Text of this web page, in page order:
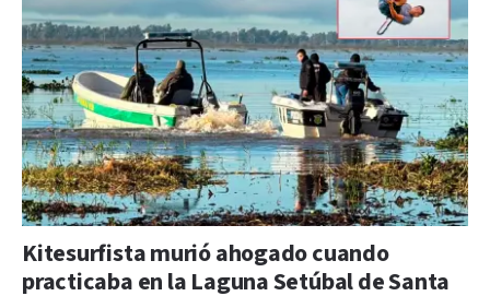
Kitesurfista murió ahogado cuando
practicaba en la Laguna Setúbal de Santa